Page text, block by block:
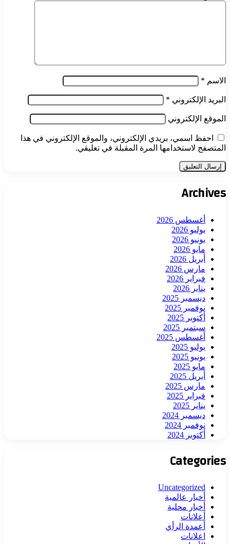
الاسم *
البريد الإلكتروني *
الموقع الإلكتروني
احفظ اسمي، بريدي الإلكتروني، والموقع الإلكتروني في هذا
المتصفح لاستخدامها المرة المقبلة في تعليقي.
Archives
أغسطس 2026
يوليو 2026
يونيو 2026
مايو 2026
أبريل 2026
مارس 2026
فبراير 2026
يناير 2026
ديسمبر 2025
نوفمبر 2025
أكتوبر 2025
سبتمبر 2025
أغسطس 2025
يوليو 2025
يونيو 2025
مايو 2025
أبريل 2025
مارس 2025
فبراير 2025
يناير 2025
ديسمبر 2024
نوفمبر 2024
أكتوبر 2024
Categories
Uncategorized
أخبار عالمية
أخبار محلية
أعلانات
أعمدة الرأي
اعلانات